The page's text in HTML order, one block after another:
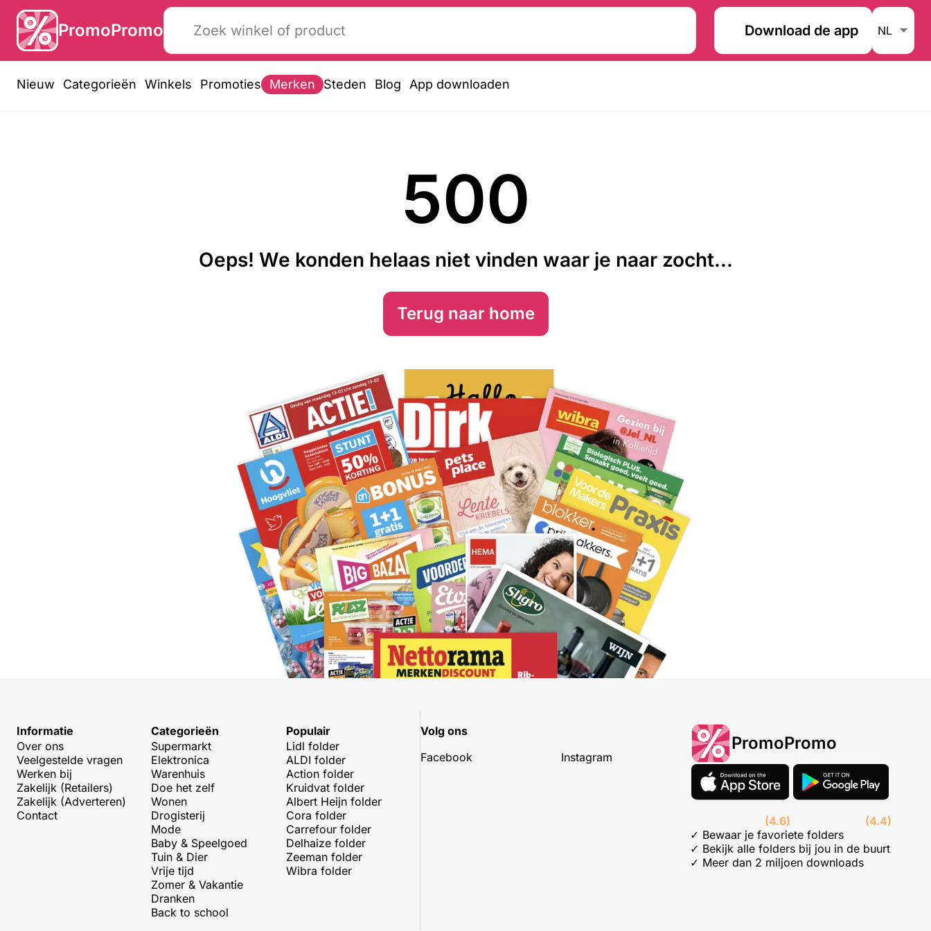
PromoPromo Download de app
Nieuw Categorieën Winkels Promoties Merken Steden Blog App downloaden
500
Oeps! We konden helaas niet vinden waar je naar zocht...
Terug naar home
Informatie
Over ons
Veelgestelde vragen
Werken bij
Zakelijk (Retailers)
Zakelijk (Adverteren)
Contact
Categorieën
Supermarkt
Elektronica
Warenhuis
Doe het zelf
Wonen
Drogisterij
Mode
Baby & Speelgoed
Tuin & Dier
Vrije tijd
Zomer & Vakantie
Dranken
Back to school
Populair
Lidl folder
ALDI folder
Action folder
Kruidvat folder
Albert Heijn folder
Cora folder
Carrefour folder
Delhaize folder
Zeeman folder
Wibra folder
Volg ons
Facebook
Instagram
PromoPromo
(4.6)
(4.4)
✓ Bewaar je favoriete folders
✓ Bekijk alle folders bij jou in de buurt
✓ Meer dan 2 miljoen downloads